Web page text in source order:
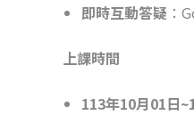
即時互動答疑 ：
上課時間
113年10月01日